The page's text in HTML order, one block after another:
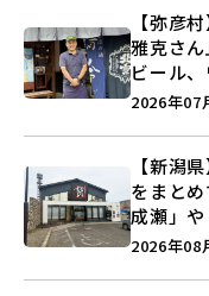
【弥彦
雅克さ
ビール
史”に迫
2026年07
【新潟
をまと
成瀬」
営業に
2026年08